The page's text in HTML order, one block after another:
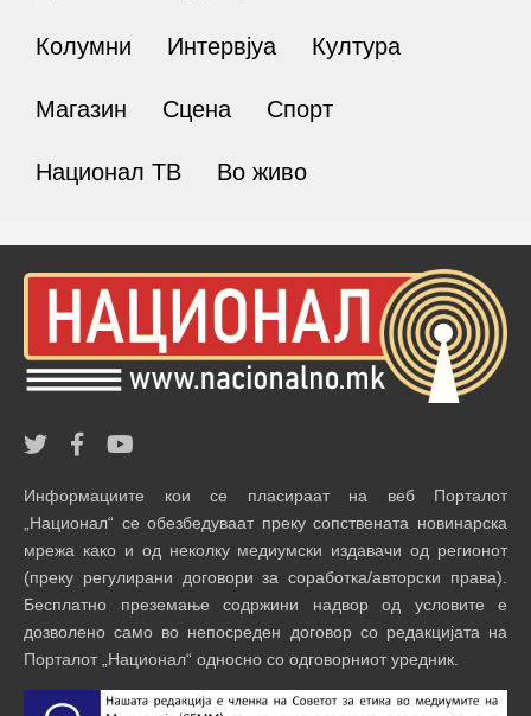
Колумни Интервјуа Култура
Магазин Сцена Спорт
Национал ТВ Во живо
Информациите кои се пласираат на веб Порталот
„Национал“ се обезбедуваат преку сопствената новинарска
мрежа како и од неколку медиумски издавачи од регионот
(преку регулирани договори за соработка/авторски права).
Бесплатно преземање содржини надвор од условите е
дозволено само во непосреден договор со редакцијата на
Порталот „Национал“ односно со одговорниот уредник.